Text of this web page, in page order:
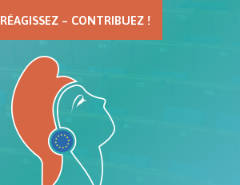
RÉAGISSEZ – CONTRIBUEZ !